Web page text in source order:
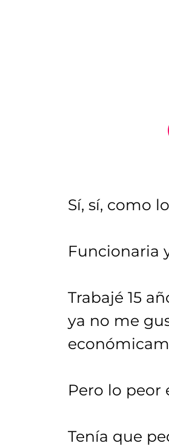
Sí, sí, como
Funcionaria
Trabajé 15
ya no me
Pero lo peor
Tenía que